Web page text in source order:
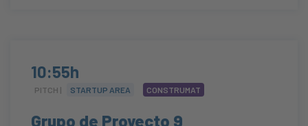
10:55h
PITCH | STARTUP AREA CONSTRUMAT
Grupo de Proyecto 9